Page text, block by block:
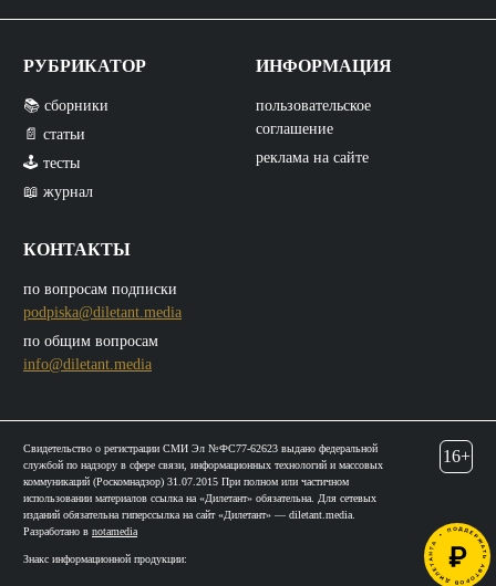
РУБРИКАТОР
📚 сборники
📄 статьи
🕹️ тесты
📖 журнал
КОНТАКТЫ
по вопросам подписки
podpiska@diletant.media
по общим вопросам
info@diletant.media
ИНФОРМАЦИЯ
пользовательское
соглашение
реклама на сайте
Свидетельство о регистрации СМИ Эл №ФС77-62623 выдано федеральной
службой по надзору в сфере связи, информационных технологий и массовых
коммуникаций (Роскомнадзор) 31.07.2015 При полном или частичном
использовании материалов ссылка на «Дилетант» обязательна. Для сетевых
изданий обязательна гиперссылка на сайт «Дилетант» — diletant.media.
Разработано в notamedia
Знакс информационной продукции:
16+